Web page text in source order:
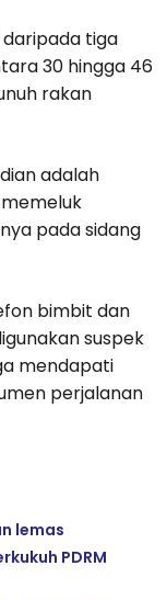
tiga
30 hingga 46
rakan
adalah
pada sidang
bimbit dan
suspek
mendapati
perjalanan
lemas
PDRM